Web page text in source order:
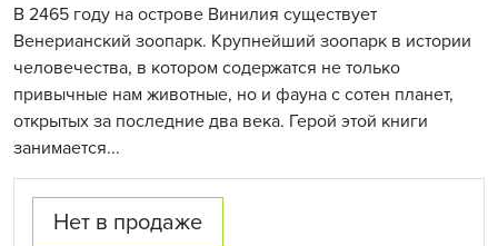
В 2465 году на острове Винилия существует
Венерианский зоопарк. Крупнейший зоопарк в истории
человечества, в котором содержатся не только
привычные нам животные, но и фауна с сотен планет,
открытых за последние два века. Герой этой книги
занимается...
Нет в продаже